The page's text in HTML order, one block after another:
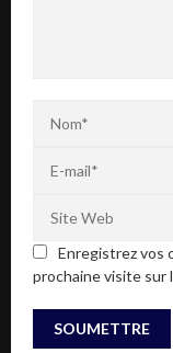
Enregistrez vos
prochaine visite sur